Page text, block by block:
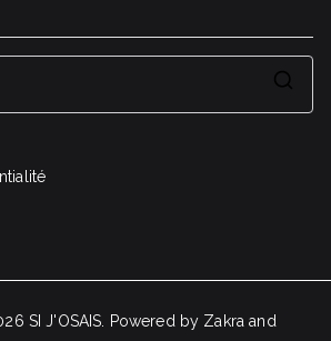
SI J'OSAIS. Powered by Zakra and